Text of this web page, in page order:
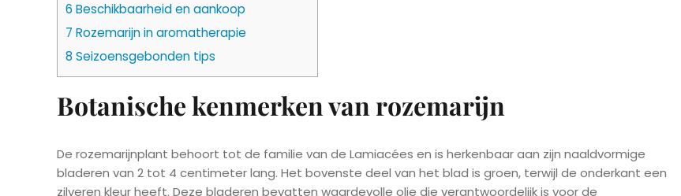
6 Beschikbaarheid en aankoop
7 Rozemarijn in aromatherapie
8 Seizoensgebonden tips
Botanische kenmerken van rozemarijn
De rozemarijnplant behoort tot de familie van de Lamiacées en is herkenbaar aan zijn naaldvormige
bladeren van 2 tot 4 centimeter lang. Het bovenste deel van het blad is groen, terwijl de onderkant een
zilveren kleur heeft. Deze bladeren bevatten waardevolle olie die verantwoordelijk is voor de